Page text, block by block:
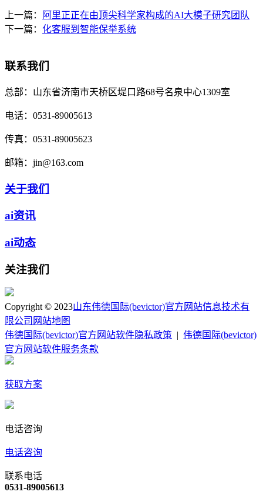
上一篇：
阿里正正在由顶尖科学家构成的AI大模子研究团队
下一篇： 化客服到智能保举系统
联系我们
总部： 山东省济南市天桥区堤口路68号名泉中心1309室
电话： 0531-89005613
传真： 0531-89005623
邮箱： jin@163.com
关于我们
ai资讯
ai动态
关注我们
Copyright © 2023山东伟德国际(bevictor)官方网站信息技术有
限公司 网站地图
伟德国际(bevictor)官方网站软件隐私政策
伟德国际(bevictor)
官方网站软件服务条款
获取方案
电话咨询
电话咨询
联系电话
0531-89005613